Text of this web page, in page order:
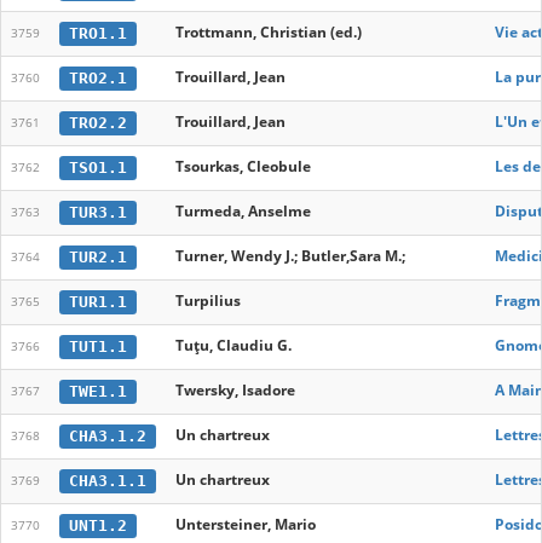
3759 TRO1.1 Trottmann, Christian (ed.) Vie
3760 TRO2.1 Trouillard, Jean La
3761 TRO2.2 Trouillard, Jean L'Un
3762 TSO1.1 Tsourkas, Cleobule Les
3763 TUR3.1 Turmeda, Anselme
3764 TUR2.1 Turner, Wendy J.; Butler,Sara M.;
3765 TUR1.1 Turpilius
3766 TUT1.1 Tuțu, Claudiu G.
3767 TWE1.1 Twersky, Isadore A
3768 CHA3.1.2 Un chartreux
3769 CHA3.1.1 Un chartreux
3770 UNT1.2 Untersteiner, Mario